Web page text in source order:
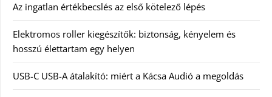
Az ingatlan értékbecslés az első kötelező lépés
Elektromos roller kiegészítők: biztonság, kényelem és
hosszú élettartam egy helyen
USB-C USB-A átalakító: miért a Kácsa Audió a megoldás